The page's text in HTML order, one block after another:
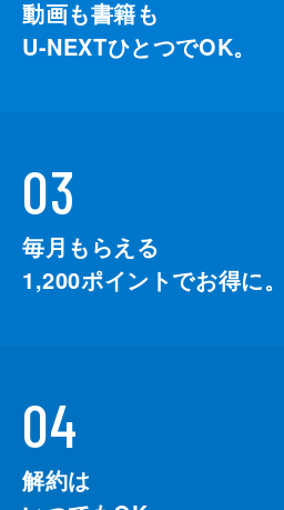
動画も書籍も
U-NEXTひとつでOK。
03
毎月もらえる
1,200ポイントでお得に。
04
解約は